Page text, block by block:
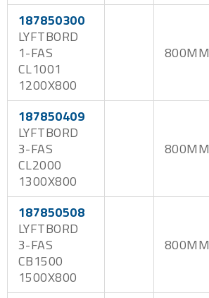
187850300
LYFTBORD
1-FAS
CL1001
1200X800
800MM
187850409
LYFTBORD
3-FAS
CL2000
1300X800
800MM
187850508
LYFTBORD
3-FAS
CB1500
1500X800
800MM